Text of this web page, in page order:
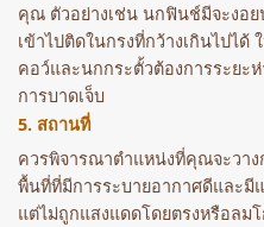
คุณ ตัวอย่างเช่น นกฟินช์มีจะงอย
เข้าไปติดในกรงที่กว้างเกินไปไ
คอว์และนกกระตั้วต้องการระยะ
การบาดเจ็บ
5. สถานที่
ควรพิจารณาตำแหน่งที่คุณจะวาง
พื้นที่ที่มีการระบายอากาศดีและมี
แต่ไม่ถูกแสงแดดโดยตรงหรือลม